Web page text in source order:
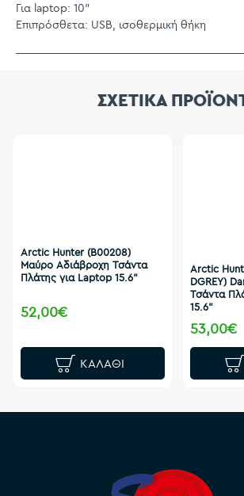
Για laptop: 10"
Επιπρόσθετα: USB, ισοθερμική θήκη
ΣΧΕΤΙΚΑ
Arctic Hunter (B00208)
Μαύρο Αδιάβροχη Τσάντα
Πλάτης για Laptop 15.6"
52,00€
ΚΑΛΆΘΙ
Arctic
DGREY)
Τσάντα
15.6"
53,00€